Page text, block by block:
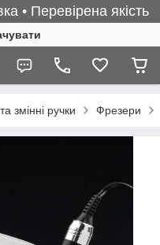
• Перевірена якість
змінні ручки Фрезери